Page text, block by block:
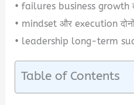
• failures business growth
• mindset और execution
• leadership long-term
Table of Contents